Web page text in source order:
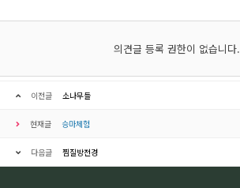
의견글 등록 권한이 없습니다.
이전글 소나무들
현재글 승마체험
다음글 찜질방전경